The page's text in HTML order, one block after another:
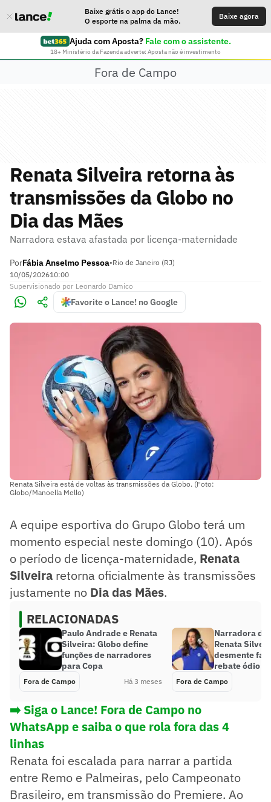
Baixe grátis o app do Lance!
O esporte na palma da mão.
Baixe agora
Ajuda com Aposta? Fale com o assistente.
18+ Ministério da Fazenda adverte: Aposta não é investimento
Fora de Campo
Renata Silveira retorna às
transmissões da Globo no
Dia das Mães
Narradora estava afastada por licença-maternidade
PorFábia Anselmo Pessoa•Rio de Janeiro (RJ)
10/05/202610:00
Supervisionado por Leonardo Damico
Favorite o Lance! no Google
Renata Silveira está de voltas às transmissões da Globo. (Foto:
Globo/Manoella Mello)
A equipe esportiva do Grupo Globo terá um
momento especial neste domingo (10). Após
o período de licença-maternidade, Renata
Silveira retorna oficialmente às transmissões
justamente no Dia das Mães.
RELACIONADAS
Paulo Andrade e Renata
Silveira: Globo define
funções de narradores
para Copa
Fora de Campo Há 3 meses
Narradora da
Renata
desmente
rebate ódio
Fora de Campo
➡️ Siga o Lance! Fora de Campo no
WhatsApp e saiba o que rola fora das 4
linhas
Renata foi escalada para narrar a partida
entre Remo e Palmeiras, pelo Campeonato
Brasileiro, em transmissão do Premiere. Ao